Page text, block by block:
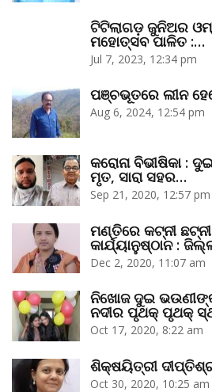
ଟିଟିଲାଗଡ଼ ଜୁନିଅର
ମହୋତ୍ସବ ପାଳିତ :…
Jul 7, 2023, 12:34 pm
ପଞ୍ଚଭୂତରେ ଲୀନ
Aug 6, 2024, 12:54 pm
କରୋନା ବିଭୀଷିକା :
ମୃତ, ସାରା ସହର…
Sep 21, 2020, 12:57 pm
ମଣ୍ତିରେ କଟ୍‌ନୀ
କାର୍ଯ୍ୟାନୁଷ୍ଠାନ :
Dec 2, 2020, 11:07 am
ନିଖୋଜ ଦୁଇ
ନଦୀର ପୃଥକ୍‌ ପୃଥକ୍‌
Oct 17, 2020, 8:22 am
ଶିକ୍ଷୟିତ୍ରୀ
Oct 30, 2020, 10:25 am